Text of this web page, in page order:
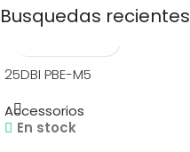
Busquedas recientes
25DBI PBE-M5
Accessorios
En stock